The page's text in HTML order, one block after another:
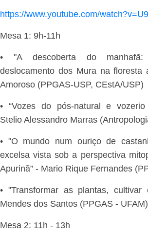
https://www.youtube.com/
Mesa 1: 9h-11h
• "A descoberta do manhafã:
deslocamento dos Mura na floresta
Amoroso (PPGAS-USP, CEstA/USP)
• “Vozes do pós-natural e vozerio
Stelio Alessandro Marras
• "O mundo num ouriço de
excelsa vista sob a perspectiva
Apurinã” - Mario Rique Fernandes
• "Transformar as plantas, cultivar
Mendes dos Santos (PPGAS - UFAM)
Mesa 2: 11h - 13h